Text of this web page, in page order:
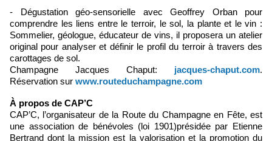
- Dégustation géo-sensorielle avec Geoffrey Orban pour
comprendre les liens entre le terroir, le sol, la plante et le vin :
Sommelier, géologue, éducateur de vins, il proposera un atelier
original pour analyser et définir le profil du terroir à travers des
carottages de sol.
Champagne Jacques Chaput: jacques-chaput.com.
Réservation sur www.routeduchampagne.com
À propos de CAP’C
CAP’C, l’organisateur de la Route du Champagne en Fête, est
une association de bénévoles (loi 1901)présidée par Etienne
Bertrand dont la mission est la valorisation et la promotion du